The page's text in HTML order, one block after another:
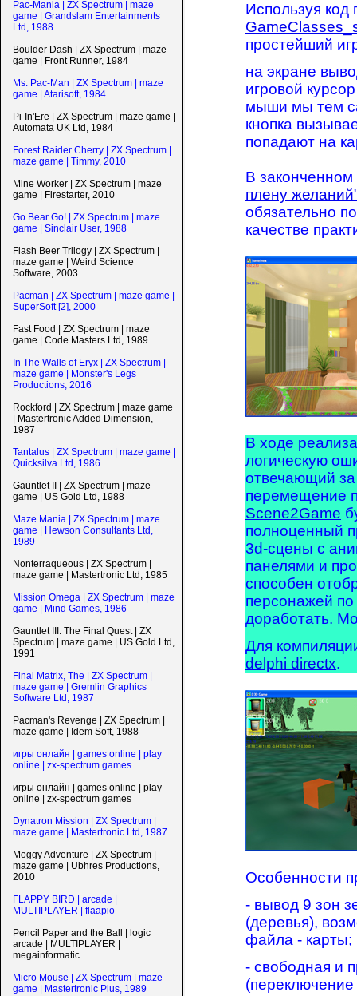
Pac-Mania | ZX Spectrum | maze
game | Grandslam Entertainments
Ltd, 1988
Boulder Dash | ZX Spectrum | maze
game | Front Runner, 1984
Ms. Pac-Man | ZX Spectrum | maze
game | Atarisoft, 1984
Pi-In'Ere | ZX Spectrum | maze game |
Automata UK Ltd, 1984
Forest Raider Cherry | ZX Spectrum |
maze game | Timmy, 2010
Mine Worker | ZX Spectrum | maze
game | Firestarter, 2010
Go Bear Go! | ZX Spectrum | maze
game | Sinclair User, 1988
Flash Beer Trilogy | ZX Spectrum |
maze game | Weird Science
Software, 2003
Pacman | ZX Spectrum | maze game |
SuperSoft [2], 2000
Fast Food | ZX Spectrum | maze
game | Code Masters Ltd, 1989
In The Walls of Eryx | ZX Spectrum |
maze game | Monster's Legs
Productions, 2016
Rockford | ZX Spectrum | maze game
| Mastertronic Added Dimension,
1987
Tantalus | ZX Spectrum | maze game |
Quicksilva Ltd, 1986
Gauntlet II | ZX Spectrum | maze
game | US Gold Ltd, 1988
Maze Mania | ZX Spectrum | maze
game | Hewson Consultants Ltd,
1989
Nonterraqueous | ZX Spectrum |
maze game | Mastertronic Ltd, 1985
Mission Omega | ZX Spectrum | maze
game | Mind Games, 1986
Gauntlet III: The Final Quest | ZX
Spectrum | maze game | US Gold Ltd,
1991
Final Matrix, The | ZX Spectrum |
maze game | Gremlin Graphics
Software Ltd, 1987
Pacman's Revenge | ZX Spectrum |
maze game | Idem Soft, 1988
игры онлайн | games online | play
online | zx-spectrum games
игры онлайн | games online | play
online | zx-spectrum games
Dynatron Mission | ZX Spectrum |
maze game | Mastertronic Ltd, 1987
Moggy Adventure | ZX Spectrum |
maze game | Ubhres Productions,
2010
FLAPPY BIRD | arcade |
MULTIPLAYER | flaapio
Pencil Paper and the Ball | logic
arcade | MULTIPLAYER |
megainformatic
Micro Mouse | ZX Spectrum | maze
game | Mastertronic Plus, 1989
Используя
простейший
на экране
игровой
мыши мы тем
кнопка
попадают на
В
плену
обязательно
качестве
В ходе
логическую
отвечающий
перемещение
Scene2Game
полноценный
3d-сцены с
панелями и
способен
персонажей по
доработать.
Для
delphi directx.
Особенности
- вывод 9 зон
(деревья),
файла - карты;
- свободная и